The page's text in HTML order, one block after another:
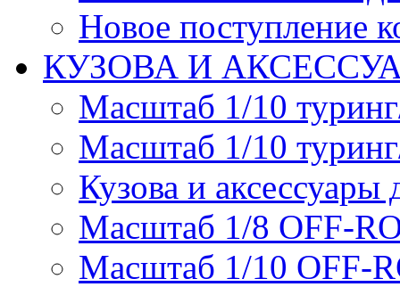
Новое поступление
КУЗОВА И
Масштаб 1/10
Масштаб 1/10
Кузова и
Масштаб 1/8 OFF-
Масштаб 1/10 OFF-